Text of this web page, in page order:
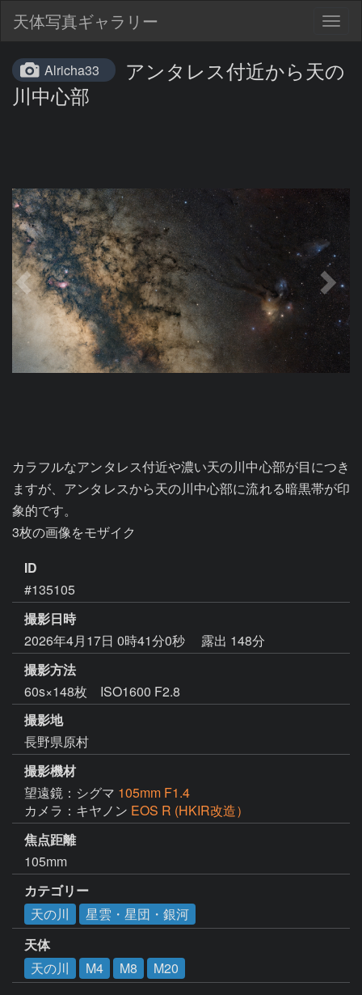
天体写真ギャラリー
Alricha33
アンタレス付近から天の
川中心部
カラフルなアンタレス付近や濃い天の川中心部が目につき
ますが、アンタレスから天の川中心部に流れる暗黒帯が印
象的です。
3枚の画像をモザイク
ID
#135105
撮影日時
2026年4月17日 0時41分0秒
露出 148分
撮影方法
60s×148枚 ISO1600 F2.8
撮影地
長野県原村
撮影機材
望遠鏡：シグマ 105mm F1.4
カメラ：キヤノン EOS R (HKIR改造）
焦点距離
105mm
カテゴリー
天の川
星雲・星団・銀河
天体
天の川
M4 M8 M20